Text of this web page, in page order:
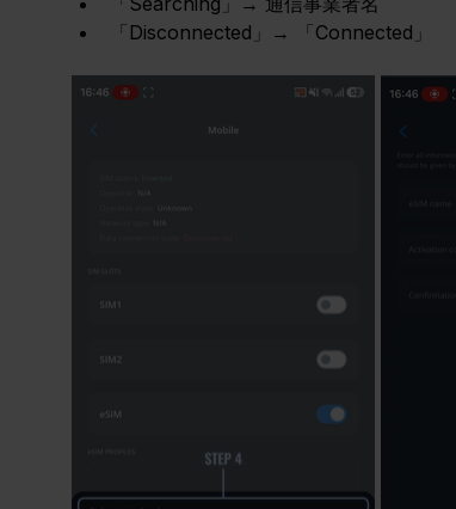
「Disconnected」→ 「Connected」